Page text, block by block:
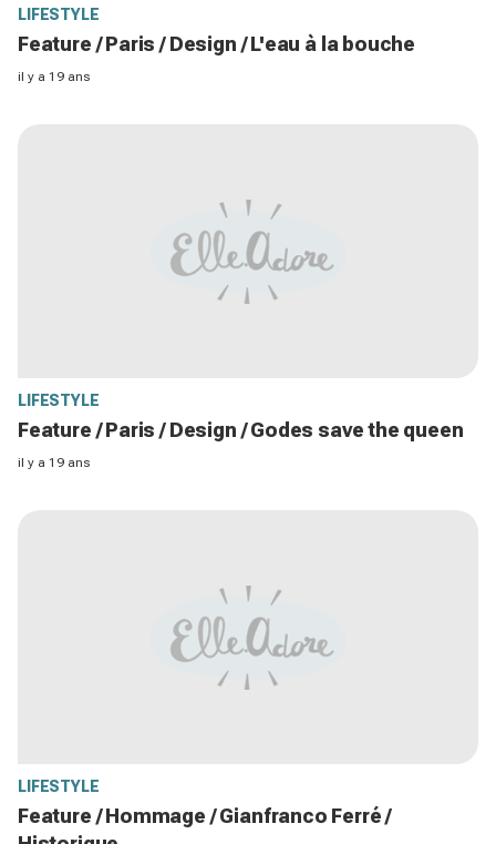
LIFESTYLE
Feature / Paris / Design / L'eau à la bouche
il y a 19 ans
LIFESTYLE
Feature / Paris / Design / Godes save the queen
il y a 19 ans
LIFESTYLE
Feature / Hommage / Gianfranco Ferré /